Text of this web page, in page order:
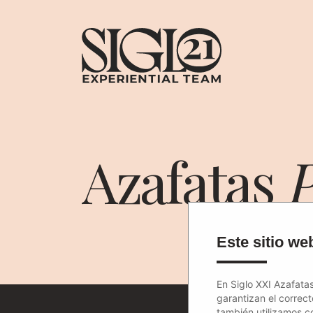
Azafatas
Este sitio
En Siglo XXI
garantizan el